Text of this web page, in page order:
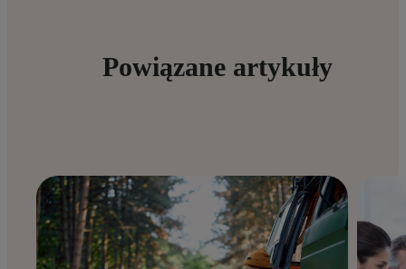
Powiązane artykuły